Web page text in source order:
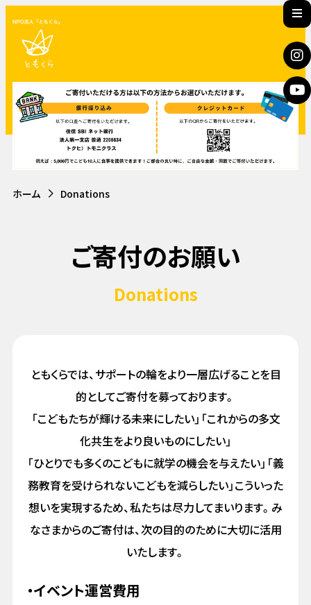
ホーム Donations
ご寄付のお願い
Donations
ともくらでは、サポートの輪をより一層広げることを目
的としてご寄付を募っております。
「こどもたちが輝ける未来にしたい」「これからの多文
化共生をより良いものにしたい」
「ひとりでも多くのこどもに就学の機会を与えたい」「義
務教育を受けられないこどもを減らしたい」こういった
想いを実現するため、私たちは尽力してまいります。み
なさまからのご寄付は、次の目的のために大切に活用
いたします。
・イベント運営費用